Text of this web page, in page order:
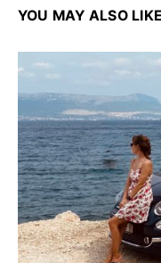
YOU MAY ALSO LIKE